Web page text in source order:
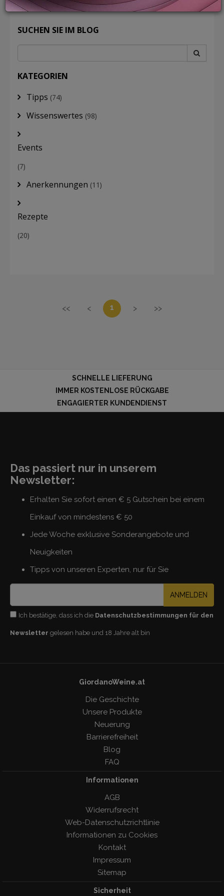
SUCHEN SIE IM BLOG
KATEGORIEN
Tipps (74)
Wissenswertes (98)
Events
(7)
Anerkennungen (11)
Rezepte
(20)
<< < 1 > >>
SCHNELLE LIEFERUNG
IMMER KOSTENLOSE RÜCKGABE
ENGAGIERTER KUNDENDIENST
Das passiert nur in unserem
Newsletter:
Erhalten Sie sofort einen € 5 Gutschein bei einem
Einkauf von mindestens € 50
Jede Woche exklusive Sonderangebote und
Neuigkeiten
Tipps von unseren Experten, nur für Sie
ANMELDEN
Ich bestätige, dass ich die Datenschutzbestimmungen für den
Newsletter gelesen habe und 18 Jahre alt bin
GiordanoWeine.at
Die Geschichte
Unsere Produkte
Neuerung
Barrierefreiheit
Blog
FAQ
Informationen
AGB
Widerrufsrecht
Web-Datenschutzrichtlinie
Informationen zu Cookies
Kontakt
Impressum
Sitemap
Sicherheit